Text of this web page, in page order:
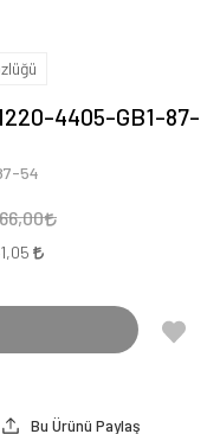
4405-GB1-87-
54
Bu Ürünü Paylaş